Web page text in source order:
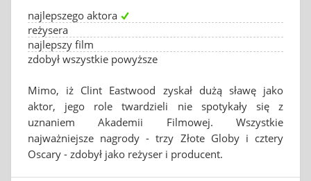
najlepszego aktora
reżysera
najlepszy film
zdobył wszystkie powyższe
Mimo, iż Clint Eastwood zyskał dużą sławę jako
aktor, jego role twardzieli nie spotykały się z
uznaniem Akademii Filmowej. Wszystkie
najważniejsze nagrody - trzy Złote Globy i cztery
Oscary - zdobył jako reżyser i producent.